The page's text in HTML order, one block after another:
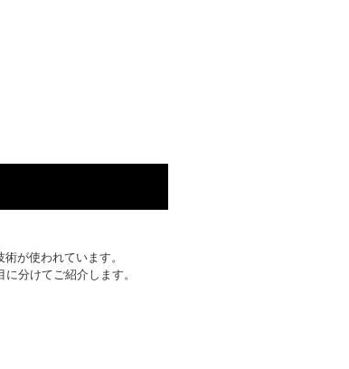
が使われています。
分けてご紹介します。